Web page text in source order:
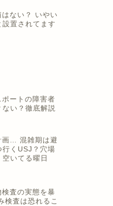
ない？ いやい
置されてます
ートの障害者
い？徹底解説
画… 混雑期は避
行くUSJ？穴場
いてる曜日
査の実態を暴
検査は恐れるこ